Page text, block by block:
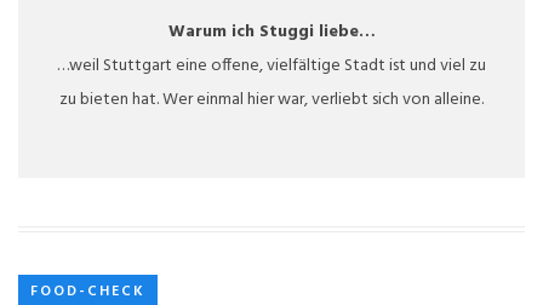
Warum ich Stuggi liebe…
…weil Stuttgart eine offene, vielfältige Stadt ist und viel zu
zu bieten hat. Wer einmal hier war, verliebt sich von alleine.
FOOD-CHECK